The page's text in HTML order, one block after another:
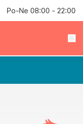
Po-Ne 08:00 - 22:00